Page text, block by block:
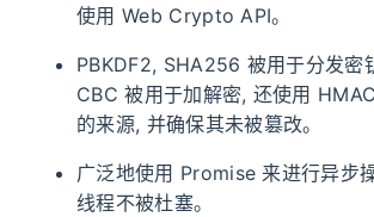
使用 Web Crypto API。
PBKDF2, SHA256 被用于分发密
CBC 被用于加解密, 还使用
的来源, 并确保其未被篡改。
广泛地使用 Promise 来进行异步
线程不被杜塞。